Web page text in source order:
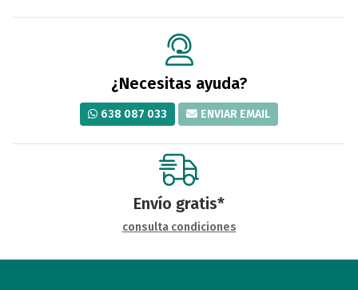
¿Necesitas ayuda?
638 087 033 ENVIAR EMAIL
Envío gratis*
consulta condiciones